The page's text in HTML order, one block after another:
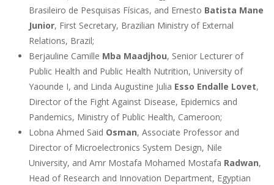
Brasileiro de Pesquisas Físicas, and Ernesto Batista Mane
Junior, First Secretary, Brazilian Ministry of External
Relations, Brazil;
Berjauline Camille Mba Maadjhou, Senior Lecturer of
Public Health and Public Health Nutrition, University of
Yaounde I, and Linda Augustine Julia Esso Endalle Lovet,
Director of the Fight Against Disease, Epidemics and
Pandemics, Ministry of Public Health, Cameroon;
Lobna Ahmed Said Osman, Associate Professor and
Director of Microelectronics System Design, Nile
University, and Amr Mostafa Mohamed Mostafa Radwan,
Head of Research and Innovation Department, Egyptian